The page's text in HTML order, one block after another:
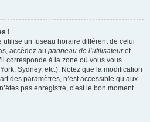
!
utilise un fuseau horaire différent de celui
accédez au panneau de l’utilisateuret
corresponde à la zone où vous vous
Sydney, etc.). Notez que la modification
des paramètres, n’est accessible qu’aux
pas enregistré, c’est le bon moment